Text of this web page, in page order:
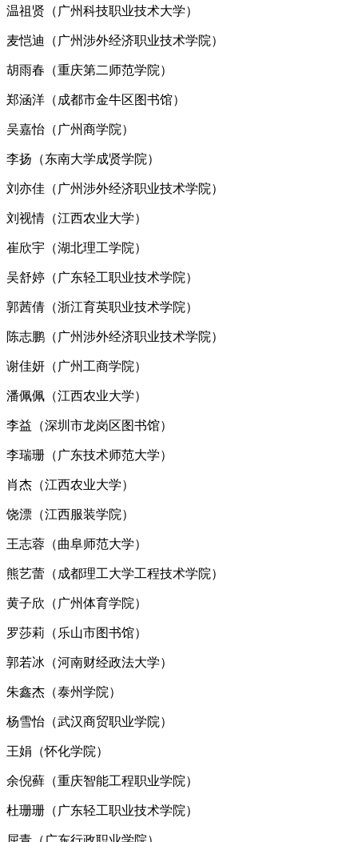
温祖贤（广州科技职业技术大学）
麦恺迪（广州涉外经济职业技术学院）
胡雨春（重庆第二师范学院）
郑涵洋（成都市金牛区图书馆）
吴嘉怡（广州商学院）
李扬（东南大学成贤学院）
刘亦佳（广州涉外经济职业技术学院）
刘视情（江西农业大学）
崔欣宇（湖北理工学院）
吴舒婷（广东轻工职业技术学院）
郭茜倩（浙江育英职业技术学院）
陈志鹏（广州涉外经济职业技术学院）
谢佳妍（广州工商学院）
潘佩佩（江西农业大学）
李益（深圳市龙岗区图书馆）
李瑞珊（广东技术师范大学）
肖杰（江西农业大学）
饶漂（江西服装学院）
王志蓉（曲阜师范大学）
熊艺蕾（成都理工大学工程技术学院）
黄子欣（广州体育学院）
罗莎莉（乐山市图书馆）
郭若冰（河南财经政法大学）
朱鑫杰（泰州学院）
杨雪怡（武汉商贸职业学院）
王娟（怀化学院）
余倪藓（重庆智能工程职业学院）
杜珊珊（广东轻工职业技术学院）